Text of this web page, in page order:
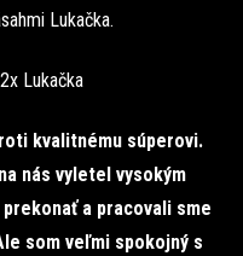
Lukačka.
Lukačka
kvalitnému súperovi.
nás vyletel vysokým
a pracovali sme
som veľmi spokojný s